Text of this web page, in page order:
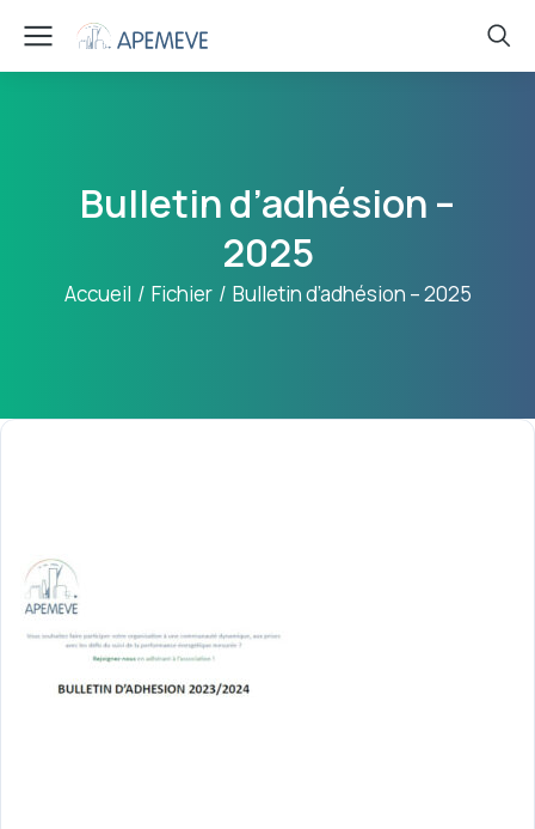
Bulletin d’adhésion –
2025
Vous êtes ici :
Accueil Fichier Bulletin d’adhésion – 2025